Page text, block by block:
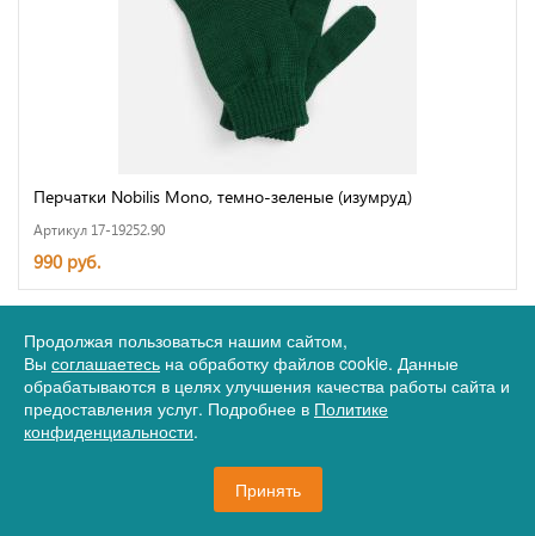
Перчатки Nobilis Mono, темно-зеленые (изумруд)
Артикул 17-19252.90
990 руб.
Продолжая пользоваться нашим сайтом,
Вы соглашаетесь на обработку файлов cookie. Данные
обрабатываются в целях улучшения качества работы сайта и
предоставления услуг. Подробнее в Политике
конфиденциальности.
Принять